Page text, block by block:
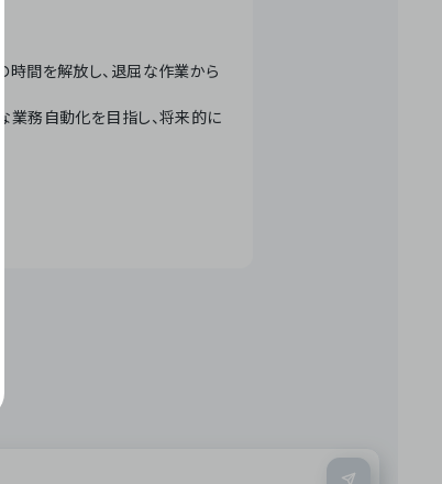
間を解放し、退屈な作業から
務自動化を目指し、将来的に